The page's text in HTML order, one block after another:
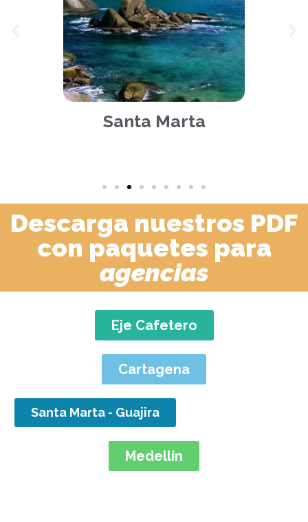
Santa Marta
Descarga nuestros PDF
con paquetes para
agencias
Eje Cafetero
Cartagena
Santa Marta - Guajira
Medellín